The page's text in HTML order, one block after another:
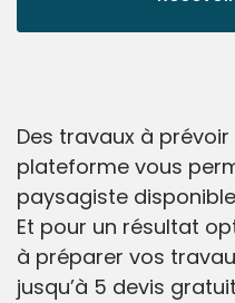
Des travaux à
plateforme vous
paysagiste
Et pour un résultat
à préparer vos
jusqu’à 5 devis